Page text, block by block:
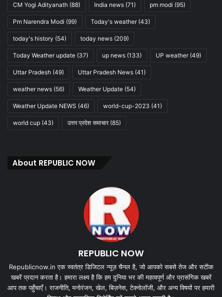
CM Yogi Adityanath (88) India news (71) pm modi (95)
Pm Narendra Modi (99) Today's weather(43)
today's history (54) today news (209)
Today Weather update (37) up news (133) UP weather(49)
Uttar Pradesh (49) Uttar Pradesh News (41)
weather news (56) Weather Update (54)
Weather Update NEWS (46) world-cup-2023 (41)
world cup (43) उत्तर प्रदेश समाचार(85)
About REPUBLIC NOW
REPUBLIC NOW
Republicnow.in एक स्वतंत्र डिजिटल न्यूज़ चैनल है, जो आपको सबसे तेज और सटीक
खबरें प्रदान करता है। हमारा लक्ष्य है कि हम दुनिया भर की महत्वपूर्ण और प्रासंगिक खबरें
आप तक पहुँचाएँ। राजनीति, मनोरंजन, खेल, बिज़नेस, टेक्नोलॉजी, और अन्य विषयों पर हमारी